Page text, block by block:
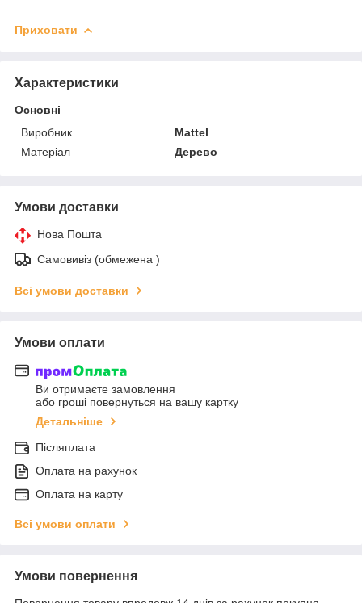
Приховати
Характеристики
Основні
Виробник
Mattel
Матеріал
Дерево
Умови доставки
Нова Пошта
Самовивіз (обмежена )
Всі умови доставки
Умови оплати
Ви отримаєте замовлення
або гроші повернуться на вашу картку
Детальніше
Післяплата
Оплата на рахунок
Оплата на карту
Всі умови оплати
Умови повернення